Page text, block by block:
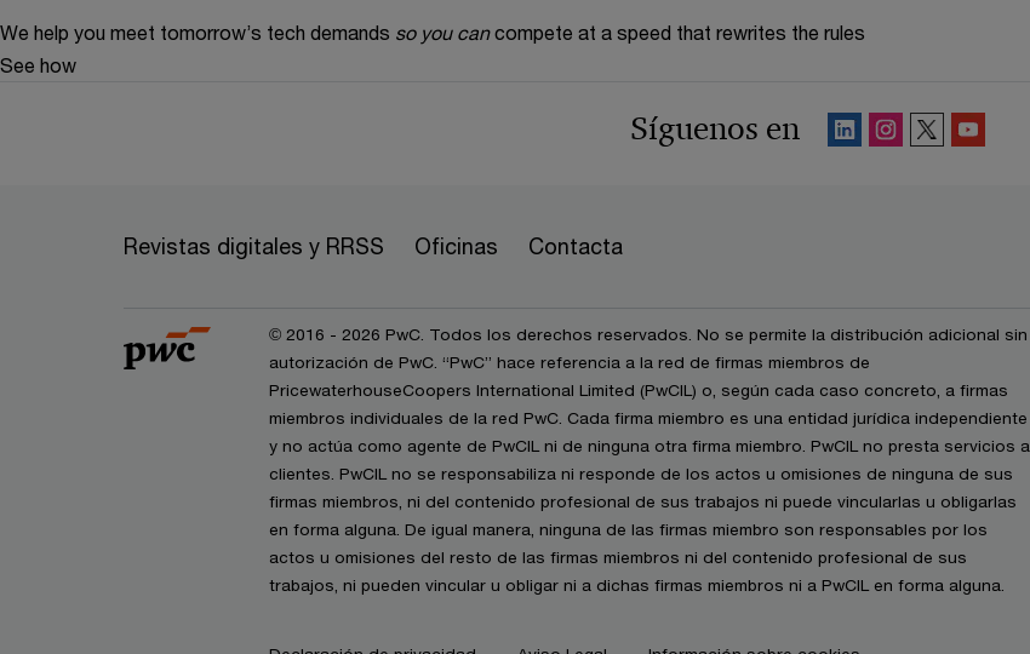
We help you meet tomorrow’s tech demands so you can compete at a speed that rewrites the rules
See how
Síguenos en
Revistas digitales y RRSS Oficinas Contacta
© 2016 - 2026 PwC. Todos los derechos reservados. No se permite la distribución adicional sin
autorización de PwC. “PwC” hace referencia a la red de firmas miembros de
PricewaterhouseCoopers International Limited (PwCIL) o, según cada caso concreto, a firmas
miembros individuales de la red PwC. Cada firma miembro es una entidad jurídica independiente
y no actúa como agente de PwCIL ni de ninguna otra firma miembro. PwCIL no presta servicios a
clientes. PwCIL no se responsabiliza ni responde de los actos u omisiones de ninguna de sus
firmas miembros, ni del contenido profesional de sus trabajos ni puede vincularlas u obligarlas
en forma alguna. De igual manera, ninguna de las firmas miembro son responsables por los
actos u omisiones del resto de las firmas miembros ni del contenido profesional de sus
trabajos, ni pueden vincular u obligar ni a dichas firmas miembros ni a PwCIL en forma alguna.